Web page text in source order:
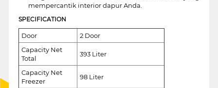
mempercantik interior dapur Anda.
SPECIFICATION
Door
2 Door
Capacity Net
Total
393 Liter
Capacity Net
Freezer
98 Liter